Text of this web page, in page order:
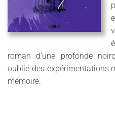
roman d'une profonde
oublié des expérimentations
mémoire.